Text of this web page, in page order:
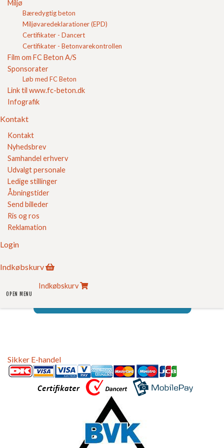
Miljø
Bæredygtig beton
Miljøvaredeklarationer (EPD)
Certifikater - Dancert
Certifikater - Betonvarekontrollen
Film om FC Beton A/S
Sponsorater
Løb med FC Beton
Link til www.fc-beton.dk
Infografik
Kontakt
Kontakt
Nyhedsbrev
Samhandel erhverv
Udvalgt personale
Ledige stillinger
Åbningstider
Send billeder
Ris og ros
Reklamation
Login
Indkøbskurv
OPEN MENU
Indkøbskurv
Indkøbskurv
Gode råd
Gør det selv
Kvalitetssikring
Brochurer
Referencer
Om FC
Kontakt
Nyhedsbrev
Samhandel erhverv
Udvalgt personale
Ledige stillinger
Åbningstider
Send billeder
Ris og ros
Reklamation
Login
Indkøbskurv
FC Kvalitet
Sikker E-handel